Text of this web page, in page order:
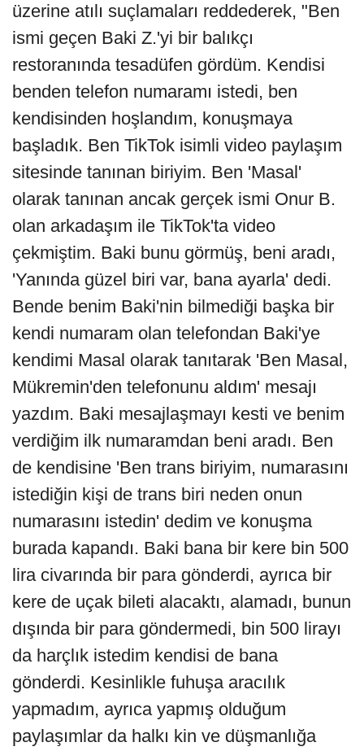
üzerine atılı suçlamaları reddederek, "Ben
ismi geçen Baki Z.'yi bir balıkçı
restoranında tesadüfen gördüm. Kendisi
benden telefon numaramı istedi, ben
kendisinden hoşlandım, konuşmaya
başladık. Ben TikTok isimli video paylaşım
sitesinde tanınan biriyim. Ben 'Masal'
olarak tanınan ancak gerçek ismi Onur B.
olan arkadaşım ile TikTok'ta video
çekmiştim. Baki bunu görmüş, beni aradı,
'Yanında güzel biri var, bana ayarla' dedi.
Bende benim Baki'nin bilmediği başka bir
kendi numaram olan telefondan Baki'ye
kendimi Masal olarak tanıtarak 'Ben Masal,
Mükremin'den telefonunu aldım' mesajı
yazdım. Baki mesajlaşmayı kesti ve benim
verdiğim ilk numaramdan beni aradı. Ben
de kendisine 'Ben trans biriyim, numarasını
istediğin kişi de trans biri neden onun
numarasını istedin' dedim ve konuşma
burada kapandı. Baki bana bir kere bin 500
lira civarında bir para gönderdi, ayrıca bir
kere de uçak bileti alacaktı, alamadı, bunun
dışında bir para göndermedi, bin 500 lirayı
da harçlık istedim kendisi de bana
gönderdi. Kesinlikle fuhuşa aracılık
yapmadım, ayrıca yapmış olduğum
paylaşımlar da halkı kin ve düşmanlığa